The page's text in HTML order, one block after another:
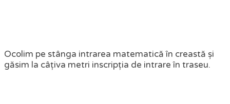
Ocolim pe stânga intrarea matematică în creastă și
găsim la câțiva metri inscripția de intrare în traseu.